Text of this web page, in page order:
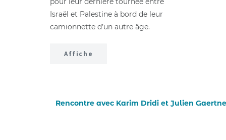
Israël et Palestine à bord de leur
camionnette d’un autre âge.
Affiche
Rencontre avec Karim Dridi et Julien